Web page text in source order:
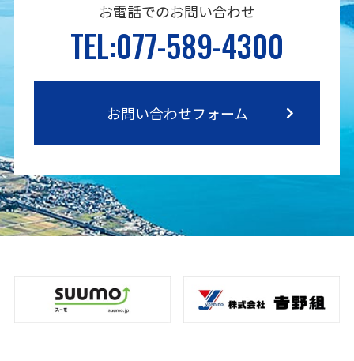
お電話でのお問い合わせ
TEL:077-589-4300
お問い合わせフォーム